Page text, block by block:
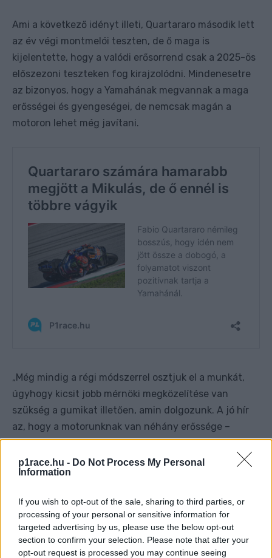
p1race.hu - Do Not Process My Personal
Information
If you wish to opt-out of the sale, sharing to third parties, or
processing of your personal or sensitive information for
targeted advertising by us, please use the below opt-out
section to confirm your selection. Please note that after your
opt-out request is processed you may continue seeing
Ami a következő idényt illeti, Quartararo második lett
az év végi montmelói teszten, de ő maga is
kijelentette, hogy a valódi erősorrend csak a 2025-ös
előszezoni teszteken fog kirajzolódni. Mindenesetre
az bizonyos, hogy a Yamahának megvannak a maga
erősségei és gyengeségei, de nemcsak magán a
motoron lehet még javítani.
„Még mindig a régi módszerrel osztjuk el a munkát,
úgyhogy kicsit jobb mérnöki megközelítése van
szükség a gumikat illetően, amin dolgozunk. A jó hír
az, hogy a motorunknak van néhány erőssége –
fogalmazott Bartolini, majd rátért a gyengeségekre. –
Ott van a tapadás, valamint az erő hiánya, és annak is
meg kell találnunk a módját, hogy miként
A csomag összességében nem rossz, egész jó. Csak a
színvonalon kell javítanunk.”